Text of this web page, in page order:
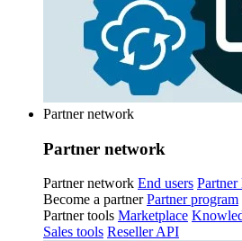
Partner network
Partner network
Partner network End users Partner
Become a partner Partner program
Partner tools Marketplace
Sales tools Reseller API